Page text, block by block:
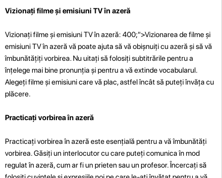
Vizionați filme și emisiuni TV în azeră
Vizionați filme și emisiuni TV în azeră: 400;">Vizionarea de filme și
emisiuni TV în azeră vă poate ajuta să vă obișnuiți cu azeră și să vă
îmbunătățiți vorbirea. Nu uitați să folosiți subtitrările pentru a
înțelege mai bine pronunția și pentru a vă extinde vocabularul.
Alegeți filme și emisiuni care vă plac, astfel încât să puteți învăța cu
plăcere.
Practicați vorbirea în azeră
Practicați vorbirea în azeră este esențială pentru a vă îmbunătăți
vorbirea. Găsiți un interlocutor cu care puteți comunica în mod
regulat în azeră, cum ar fi un prieten sau un profesor. Încercați să